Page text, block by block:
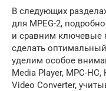
В следующих
для MPEG-2,
и сравним ключевые
сделать
уделим особое
Media Player, MPC-HC,
Video Converter,